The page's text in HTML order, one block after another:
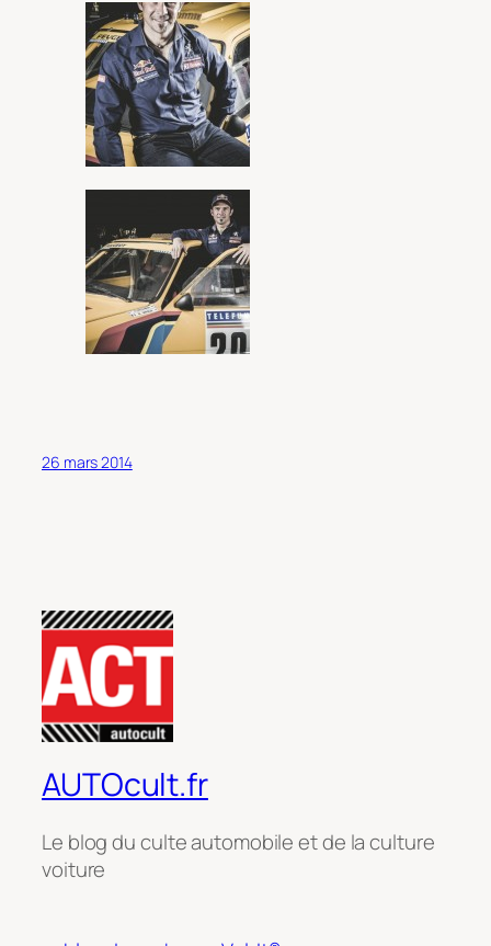
26 mars 2014
AUTOcult.fr
Le blog du culte automobile et de la culture
voiture